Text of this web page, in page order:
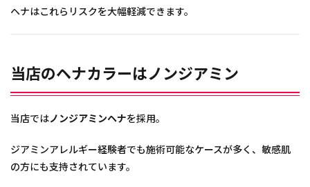
ヘナはこれらリスクを大幅軽減できます。
当店のヘナカラーはノンジアミン
当店ではノンジアミンヘナを採用。
ジアミンアレルギー経験者でも施術可能なケースが多く、敏感肌
の方にも支持されています。